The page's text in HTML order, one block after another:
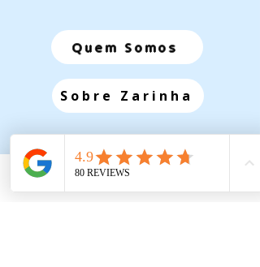
Quem Somos
Sobre Zarinha
Plataforma EaD